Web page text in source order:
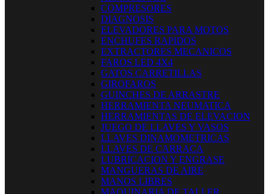
COMPRESORES
DIAGNOSIS
ELEVADORES PARA MOTOS
ENCHUFES RAPIDOS
EXTRACTORES MECANICOS
FAROS LED 4X4
GATOS CARRETILLAS
GIROFAROS
GUINCHES DE ARRASTRE
HERRAMIENTA NEUMATICA
HERRAMIENTAS DE ELEVACION
JUEGO DE LLAVES Y VASOS
LLAVES DINAMOMETRICAS
LLAVES DE CARRACA
LUBRICACION Y ENGRASE
MANGUERAS DE AIRE
MANOS LIBRES
MAQUINARIA DE TALLER